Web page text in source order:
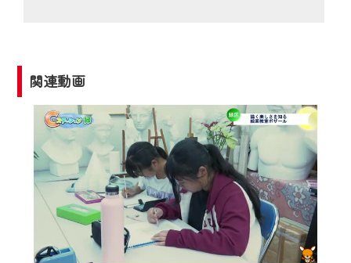
関連動画
2024年9月24日からはご加入者様へのサー
ビス向上のため、
『CCNet Web TV』を利用いただくには、
一部コンテンツを除き、
CCNetサービスへの加入と『CCNetマイ
ページ※』へのログインが必要となりま
す。
何卒、ご理解ご了承の程よろしくお願い
いたします。